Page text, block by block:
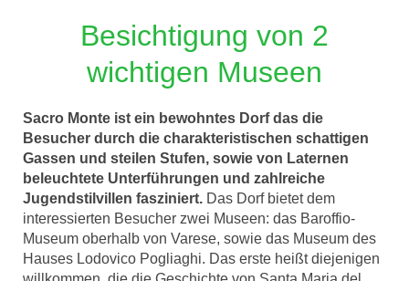
Besichtigung von 2
wichtigen Museen
Sacro Monte ist ein bewohntes Dorf das die
Besucher durch die charakteristischen schattigen
Gassen und steilen Stufen, sowie von Laternen
beleuchtete Unterführungen und zahlreiche
Jugendstilvillen fasziniert. Das Dorf bietet dem
interessierten Besucher zwei Museen: das Baroffio-
Museum oberhalb von Varese, sowie das Museum des
Hauses Lodovico Pogliaghi. Das erste heißt diejenigen